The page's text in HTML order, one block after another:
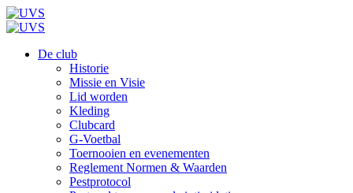
De club
Historie
Missie en Visie
Lid worden
Kleding
Clubcard
G-Voetbal
Toernooien en evenementen
Reglement Normen & Waarden
Pestprotocol